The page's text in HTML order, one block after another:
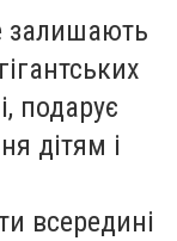
залишають
подарує
дітям і
всередині